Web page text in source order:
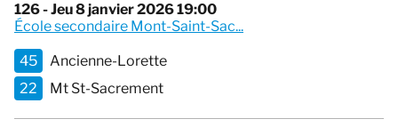
126 - Jeu 8 janvier 2026 19:00
École secondaire Mont-Saint-Sac...
45
Ancienne-Lorette
22
Mt St-Sacrement